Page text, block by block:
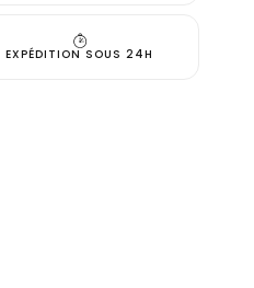
EXPÉDITION SOUS 24H